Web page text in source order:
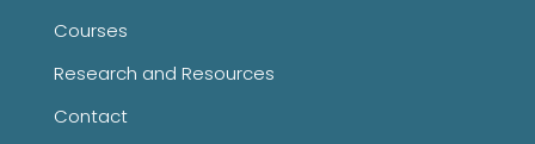
Courses
Research and Resources
Contact